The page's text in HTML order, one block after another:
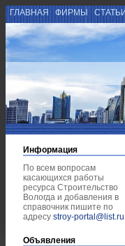
ГЛАВНАЯ ФИРМЫ СТАТЬИ
Информация
По всем вопросам
касающихся работы
ресурса Строительство
Вологда и добавления в
справочник пишите по
адресу stroy-portal@list.ru
Объявления